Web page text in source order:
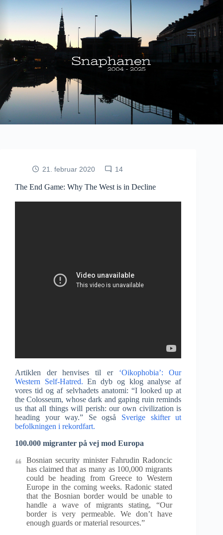
21. februar 2020 14
The End Game: Why The West is in Decline
Artiklen der henvises til er ‘Oikophobia’: Our
Western Self-Hatred. En dyb og klog analyse af
vores tid og af selvhadets anatomi: “I looked up at
the Colosseum, whose dark and gaping ruin reminds
us that all things will perish: our own civilization is
heading your way.” Se også Sverige skifter ut
befolkningen i rekordfart.
100.000 migranter på vej mod Europa
Bosnian security minister Fahrudin Radoncic
has claimed that as many as 100,000 migrants
could be heading from Greece to Western
Europe in the coming weeks. Radonic stated
that the Bosnian border would be unable to
handle a wave of migrants stating, “Our
border is very permeable. We don’t have
enough guards or material resources.”